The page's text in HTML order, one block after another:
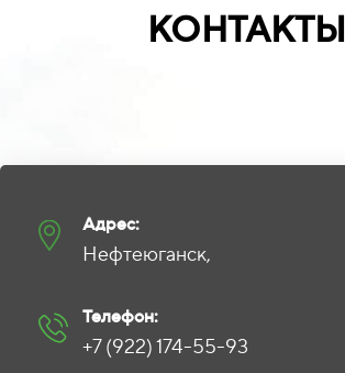
КОНТАКТЫ
Адрес:
Нефтеюганск,
Телефон:
+7 (922) 174-55-93